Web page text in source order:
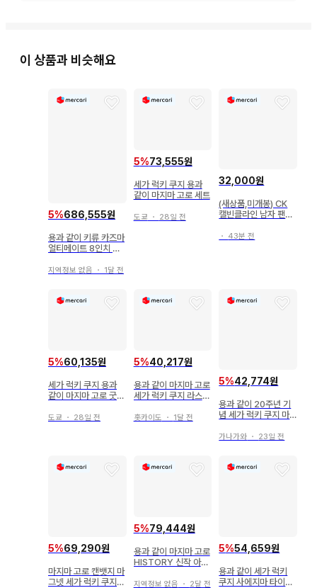
이 상품과 비슷해요
5%686,555원
용과 같이 키류 카즈마
얼티메이트 8인치 액
지역정보 없음 ・ 1달 전
5%73,555원
세가 럭키 쿠지 용과
같이 마지마 고로 세트
도쿄 ・ 28일 전
32,000원
(새상품,미개봉) CK
캘빈클라인 남자 팬티
・ 43분 전
5%60,135원
세가 럭키 쿠지 용과
같이 마지마 고로 굿즈
도쿄 ・ 28일 전
5%40,217원
용과 같이 마지마 고로
세가 럭키 쿠지 라스트
보드
홋카이도 ・ 1달 전
5%42,774원
용과 같이 20주년 기
념 세가 럭키 쿠지 마
가나가와 ・ 23일 전
5%69,290원
마지마 고로 캔뱃지 마
그넷 세가 럭키 쿠지
5%79,444원
용과 같이 마지마 고로
HISTORY 신작 아트
지역정보 없음 ・ 2달 전
5%54,659원
용과 같이 세가 럭키
쿠지 사에지마 타이거